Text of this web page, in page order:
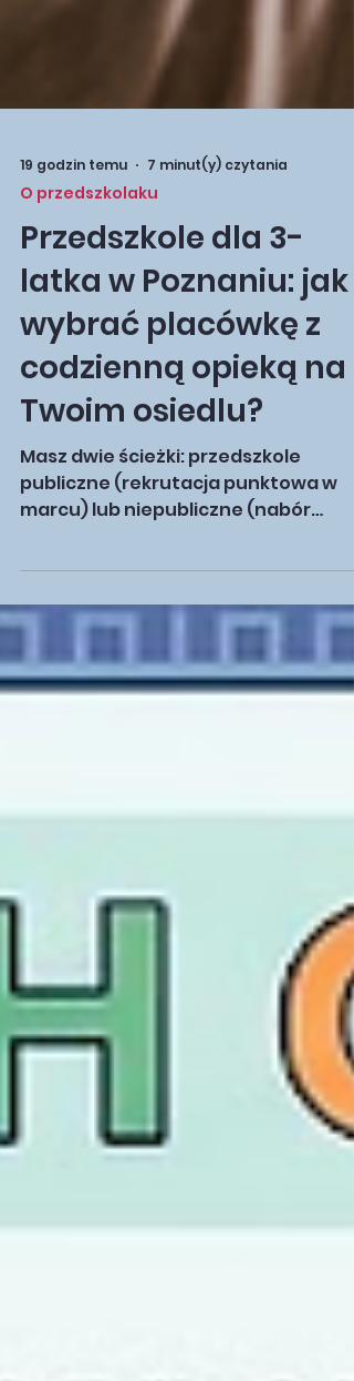
19 godzin temu
O przedszkolaku
Przedszkole dla 3-
latka w Poznaniu: jak
wybrać placówkę z
codzienną opieką na
Twoim osiedlu?
Masz dwie ścieżki: przedszkole
publiczne (rekrutacja punktowa w
kryteria to lokalizacja do 1-2 km,
godziny otwarcia, kameralność
grupy, wyżywienie, zajęcia
dodatkowe w cenie oraz program